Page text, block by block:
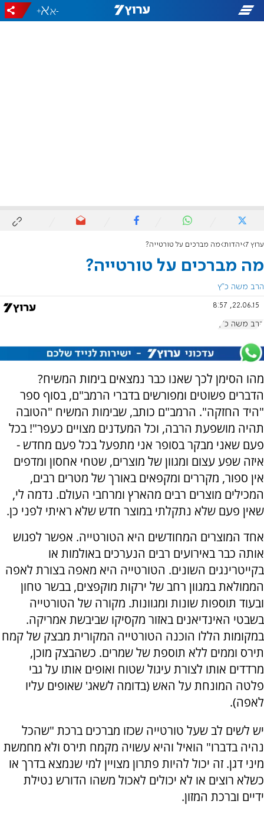
-
+
ערוץ 7 יהדות מה מברכים על טורטייה?
מה מברכים על טורטייה?
הרב משה כ"ץ
22.06.15, 8:57
הרב משה כ"ץ
מהו הסימן לכך שאנו כבר נמצאים בימות המשיח?
הדברים פשוטים ומפורשים בדברי הרמב"ם, בסוף ספר
"היד החזקה". הרמב"ם כותב, שבימות המשיח "הטובה
תהיה מושפעת הרבה, וכל המעדנים מצויים כעפר"! בכל
פעם שאני מבקר בסופר אני מתפעל בכל פעם מחדש -
איזה שפע עצום ומגוון של מוצרים, שטחי אחסון ומדפים
אין ספור, מקררים ומקפאים באורך של מטרים רבים,
המכילים מוצרים רבים מהארץ ומרחבי העולם. נדמה לי,
שאין פעם שלא נתקלתי במוצר חדש שלא ראיתי לפני כן.
אחד המוצרים המחודשים היא הטורטייה. אפשר לפגוש
אותה כבר באירועים רבים הנערכים באולמות או
בקייטרינגים השונים. הטורטייה היא מאפה בצורת לאפה
הממולאת במגוון רחב של ירקות מוקפצים, בבשר טחון
ובעוד תוספות שונות ומגוונות. מקורה של הטורטייה
בשבטי האינדיאנים באזור מקסיקו שביבשת אמריקה.
במקומות הללו הוכנה הטורטייה המקורית מבצק של קמח
תירס וממים ללא תוספת של שמרים. כשהבצק מוכן,
מרדדים אותו לצורת עיגול שטוח ואופים אותו על גבי
פלטה המונחת על האש (בדומה לשאג' שאופים עליו
לאפה).
יש לשים לב שעל טורטייה שכזו מברכים ברכת "שהכל
נהיה בדברו" הואיל והיא עשויה מקמח תירס ולא מחמשת
מיני דגן. זה יכול להיות פתרון מצויין למי שנמצא בדרך או
כשלא רוצים או לא יכולים לאכול משהו הדורש נטילת
ידיים וברכת המזון.